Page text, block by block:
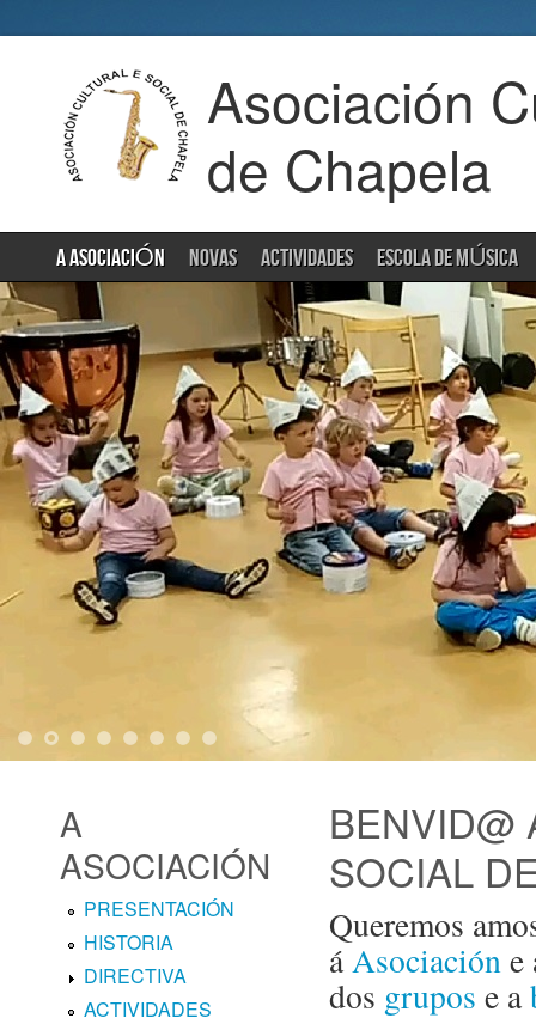
Asociación
de Chapela
A ASOCIACIÓN NOVAS ACTIVIDADES ESCOLA DE MÚSICA
1 2 3 4 5 6 7 8
A
ASOCIACIÓN
PRESENTACIÓN
HISTORIA
DIRECTIVA
ACTIVIDADES
BENVID@
SOCIAL
Queremos
áAsociacióne
dos grupos e a